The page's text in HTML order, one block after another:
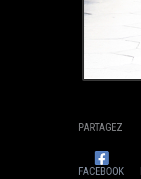
PARTAGEZ
FACEBOOK